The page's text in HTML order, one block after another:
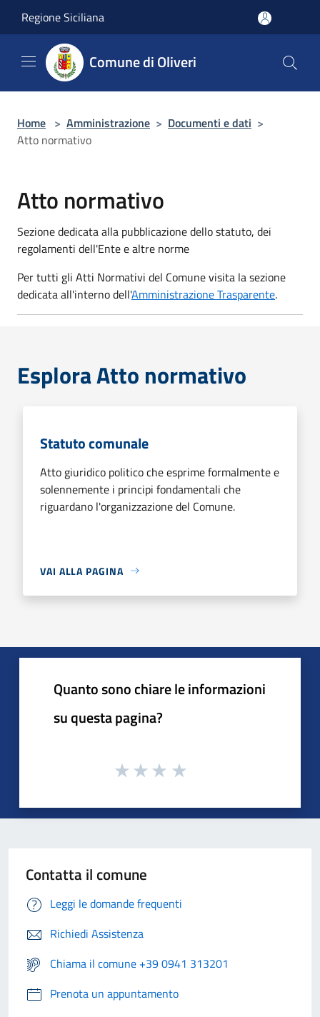
Regione Siciliana
Comune di Oliveri
Home > Amministrazione > Documenti e dati >
Atto normativo
Atto normativo
Sezione dedicata alla pubblicazione dello statuto, dei
regolamenti dell'Ente e altre norme
Per tutti gli Atti Normativi del Comune visita la sezione
dedicata all'interno dell'Amministrazione Trasparente.
Esplora Atto normativo
Statuto comunale
Atto giuridico politico che esprime formalmente e
solennemente i principi fondamentali che
riguardano l'organizzazione del Comune.
VAI ALLA PAGINA
Quanto sono chiare le informazioni
su questa pagina?
Contatta il comune
Leggi le domande frequenti
Richiedi Assistenza
Chiama il comune +39 0941 313201
Prenota un appuntamento